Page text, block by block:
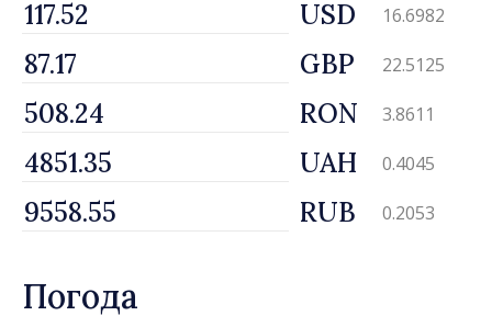
USD 16.6982
GBP 22.5125
RON 3.8611
UAH 0.4045
RUB 0.2053
Погода